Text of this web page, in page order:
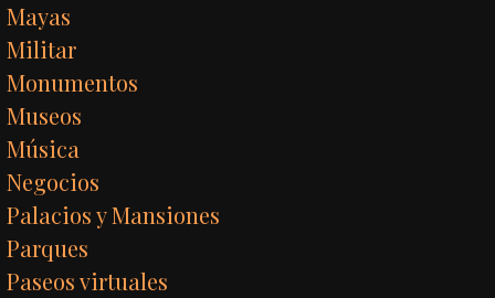
Mayas
Militar
Monumentos
Museos
Música
Negocios
Palacios y Mansiones
Parques
Paseos virtuales